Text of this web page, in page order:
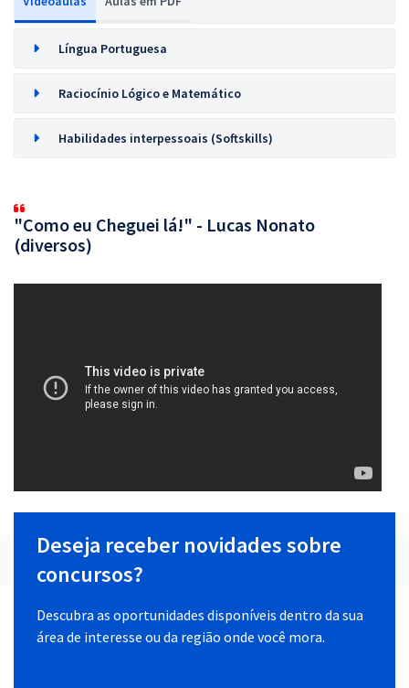
Língua Portuguesa
Raciocínio Lógico e Matemático
Habilidades interpessoais (Softskills)
"Como eu Cheguei lá!" - Lucas Nonato
(diversos)
Deseja receber novidades sobre
concursos?
Descubra as oportunidades disponíveis dentro da sua
área de interesse ou da região onde você mora.